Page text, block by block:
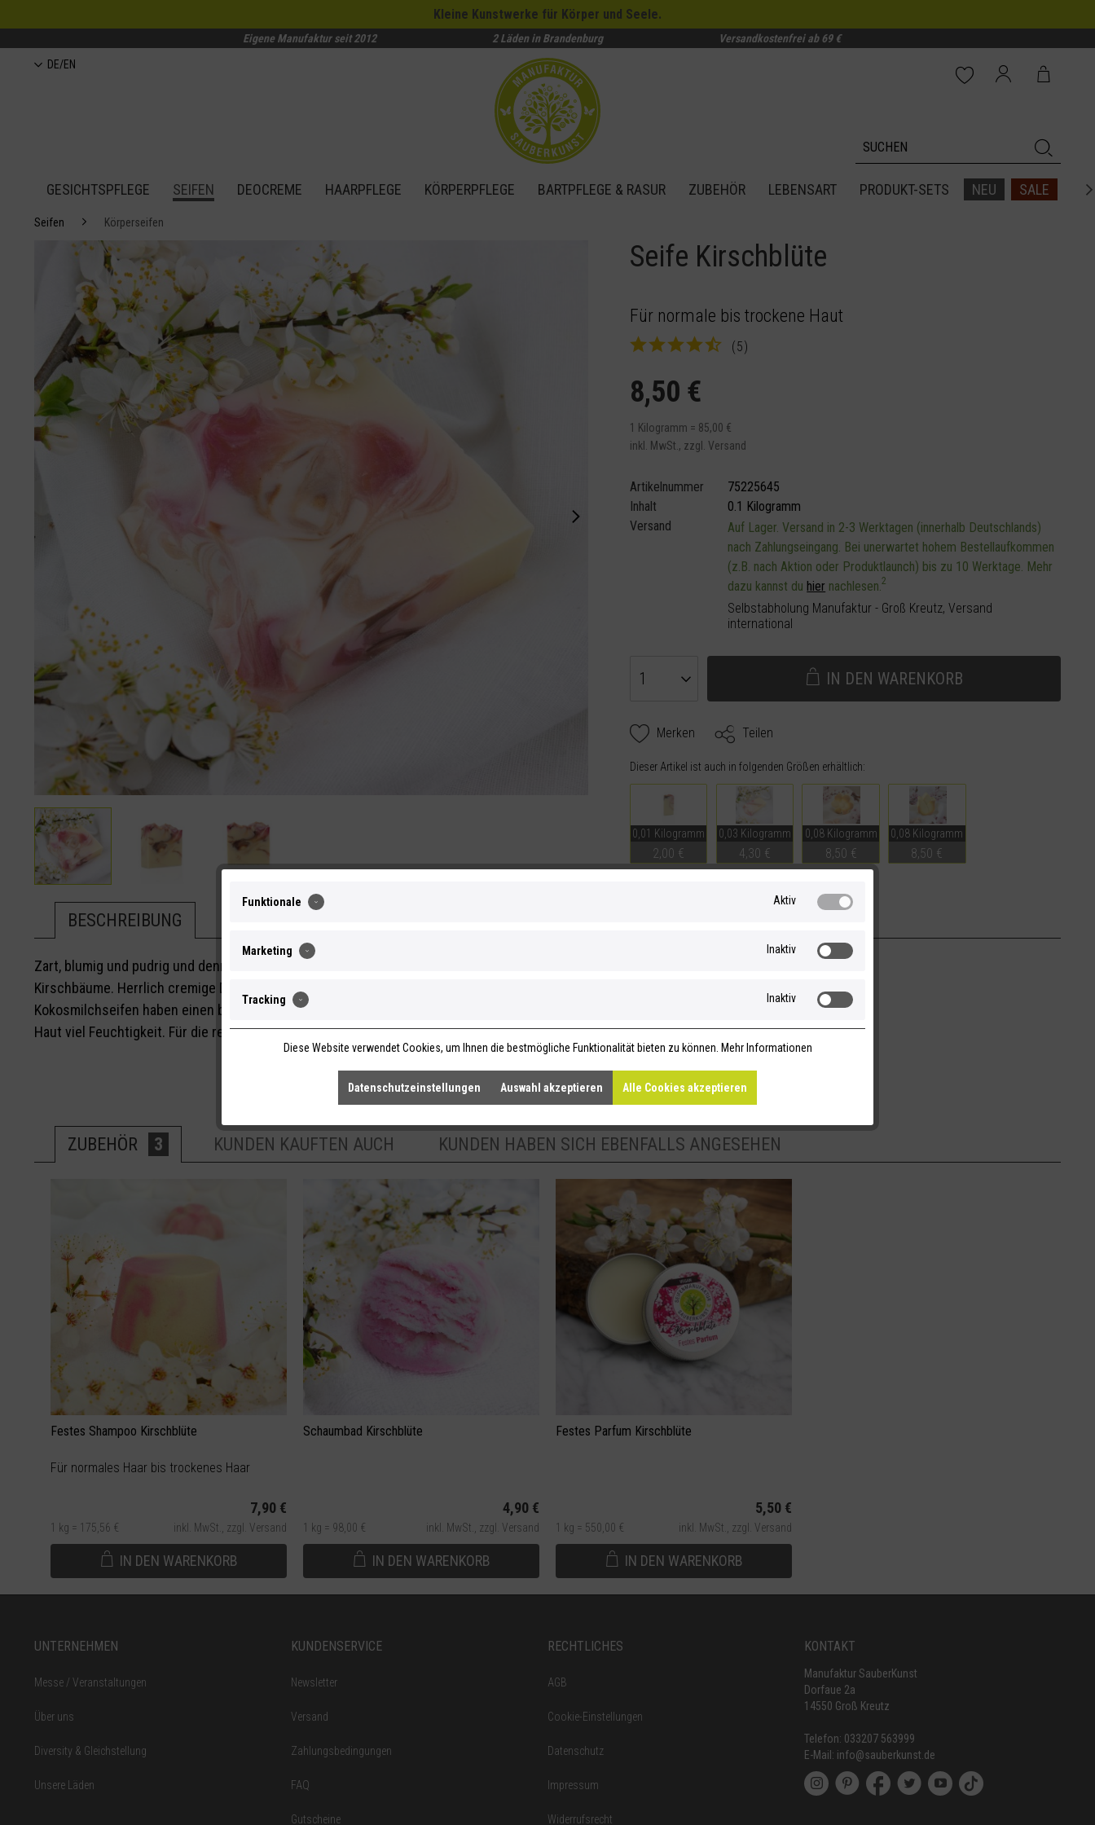
Kleine Kunstwerke für Körper und Seele.
Eigene Manufaktur seit 2012 2 Läden in Brandenburg
Versandkostenfrei ab 69 €
DE/EN
GESICHTSPFLEGE SEIFEN DEOCREME HAARPFLEGE KÖRPERPFLEGE BARTPFLEGE & RASUR ZUBEHÖR LEBENSART PRODUKT-SETS NEU SALE 
Seifen Körperseifen
Seife Kirschblüte
Für normale bis trockene Haut
(5)
8,50 €
1 Kilogramm = 85,00 €
inkl. MwSt., zzgl. Versand
Artikelnummer
75225645
Inhalt
0.1 Kilogramm
Versand
Auf Lager. Versand in 2-3 Werktagen (innerhalb Deutschlands)
nach Zahlungseingang. Bei unerwartet hohem Bestellaufkommen
(z.B. nach Aktion oder Produktlaunch) bis zu 10 Werktage. Mehr
dazu kannst du hier nachlesen.2
Selbstabholung Manufaktur - Groß Kreutz, Versand
international
IN DEN WARENKORB
Merken Teilen
Dieser Artikel ist auch in folgenden Größen erhältlich:
0,01 Kilogramm
2,00 €
0,03 Kilogramm
4,30 €
0,08 Kilogramm
8,50 €
0,08 Kilogramm
8,50 €
BESCHREIBUNG
Zart, blumig und pudrig und dennoch gewaltig - wie der Frühling in einer Plantage voll blühender
Kirschbäume. Herrlich cremige Dusch- & Badeseife mit viel Olivenöl, Kakaobutter und Kokosmilch.
Kokosmilchseifen haben einen besonders cremigen Schaum und die enthaltenen Proteine spenden der
Haut viel Feuchtigkeit. Für die reichhaltige Pflege sorgen Olivenöl und Kakaobutter.
ZUBEHÖR 3 KUNDEN KAUFTEN AUCH KUNDEN HABEN SICH EBENFALLS ANGESEHEN
Festes Shampoo Kirschblüte
Für normales Haar bis trockenes Haar
7,90 €
1 kg = 175,56 € inkl. MwSt., zzgl. Versand
IN DEN WARENKORB
Schaumbad Kirschblüte
4,90 €
1 kg = 98,00 € inkl. MwSt., zzgl. Versand
IN DEN WARENKORB
Festes Parfum Kirschblüte
5,50 €
1 kg = 550,00 € inkl. MwSt., zzgl. Versand
IN DEN WARENKORB
UNTERNEHMEN
Messe / Veranstaltungen
Über uns
Diversity & Gleichstellung
Unsere Läden
KUNDENSERVICE
Newsletter
Versand
Zahlungsbedingungen
FAQ
Gutscheine
RECHTLICHES
AGB
Cookie-Einstellungen
Datenschutz
Impressum
Widerrufsrecht
KONTAKT
Manufaktur SauberKunst
Dorfaue 2a
14550 Groß Kreutz
Telefon: 033207 563999
E-Mail: info@sauberkunst.de
Funktionale Aktiv
Marketing Inaktiv
Tracking Inaktiv
Diese Website verwendet Cookies, um Ihnen die bestmögliche Funktionalität bieten zu können. Mehr Informationen
Datenschutzeinstellungen Auswahl akzeptieren Alle Cookies akzeptieren